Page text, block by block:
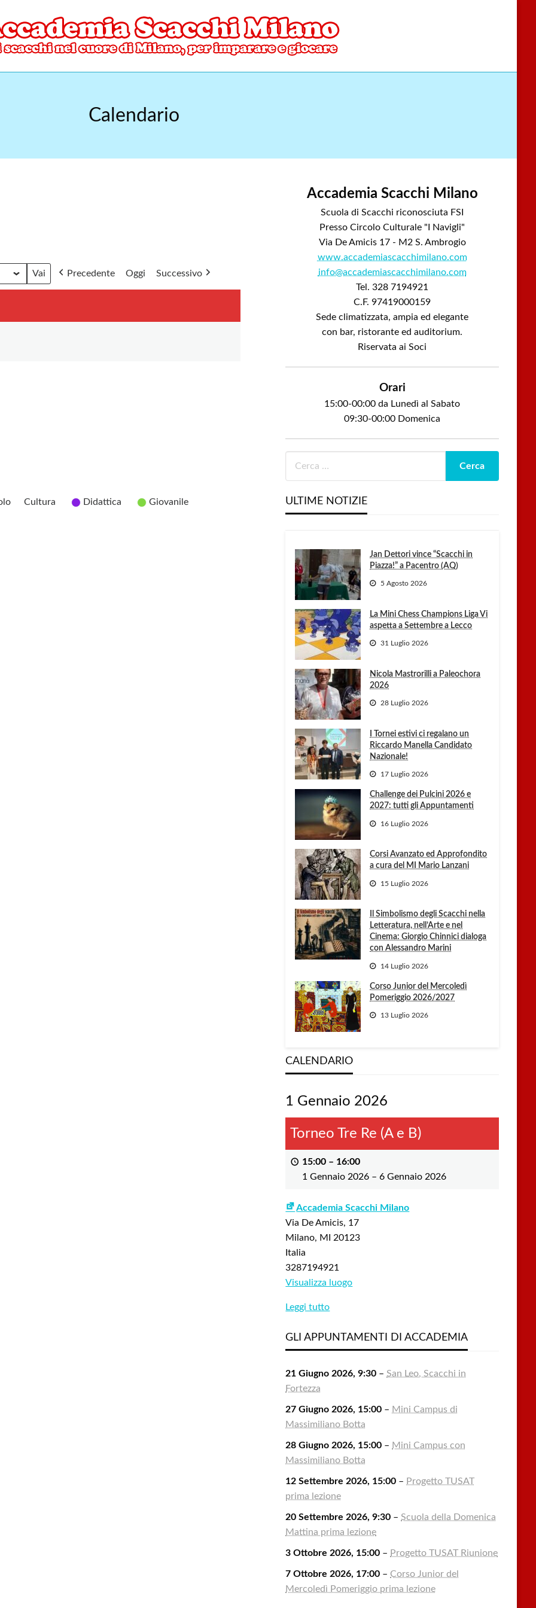
di Milano
Calendario
Precedente Oggi Successivo
Cultura Didattica Giovanile
Accademia Scacchi Milano
Scuola di Scacchi riconosciuta FSI
Presso Circolo Culturale "I Navigli"
Via De Amicis 17 - M2 S. Ambrogio
www.accademiascacchimilano.com
info@accademiascacchimilano.com
Tel. 328 7194921
C.F. 97419000159
Sede climatizzata, ampia ed elegante
con bar, ristorante ed auditorium.
Riservata ai Soci
Orari
15:00-00:00 da Lunedì al Sabato
09:30-00:00 Domenica
ULTIME NOTIZIE
Jan Dettori vince “Scacchi in
Piazza!” a Pacentro (AQ)
5 Agosto 2026
La Mini Chess Champions Liga Vi
aspetta a Settembre a Lecco
31 Luglio 2026
Nicola Mastrorilli a Paleochora
2026
28 Luglio 2026
I Tornei estivi ci regalano un
Riccardo Manella Candidato
Nazionale!
17 Luglio 2026
Challenge dei Pulcini 2026 e
2027: tutti gli Appuntamenti
16 Luglio 2026
Corsi Avanzato ed Approfondito
a cura del MI Mario Lanzani
15 Luglio 2026
Il Simbolismo degli Scacchi nella
Letteratura, nell’Arte e nel
Cinema: Giorgio Chinnici dialoga
con Alessandro Marini
14 Luglio 2026
Corso Junior del Mercoledì
Pomeriggio 2026/2027
13 Luglio 2026
CALENDARIO
1 Gennaio 2026
Torneo Tre Re (A e B)
15:00 – 16:00
1 Gennaio 2026 –6 Gennaio 2026
Accademia Scacchi Milano
Via De Amicis, 17
Milano, MI
20123
Italia
3287194921
Visualizza luogo
Leggi tutto
GLI APPUNTAMENTI DI ACCADEMIA
21 Giugno 2026, 9:30 –San Leo, Scacchi in
Fortezza
27 Giugno 2026, 15:00 – Mini Campus di
Massimiliano Botta
28 Giugno 2026, 15:00 – Mini Campus con
Massimiliano Botta
12 Settembre 2026, 15:00 – Progetto TUSAT
prima lezione
20 Settembre 2026, 9:30 –Scuola della Domenica
Mattina prima lezione
3 Ottobre 2026, 15:00 – Progetto TUSAT Riunione
7 Ottobre 2026, 17:00 – Corso Junior del
Mercoledì Pomeriggio prima lezione